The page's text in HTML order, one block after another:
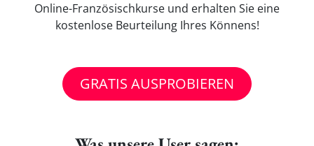
Online-Französischkurse und erhalten Sie eine
kostenlose Beurteilung Ihres Könnens!
GRATIS AUSPROBIEREN